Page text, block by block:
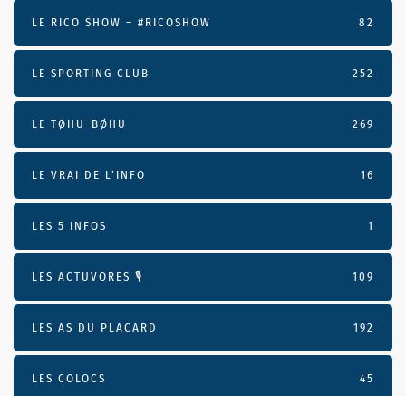
LE RICO SHOW – #RICOSHOW 82
LE SPORTING CLUB 252
LE TØHU-BØHU 269
LE VRAI DE L’INFO 16
LES 5 INFOS 1
LES ACTUVORES 🎙 109
LES AS DU PLACARD 192
LES COLOCS 45